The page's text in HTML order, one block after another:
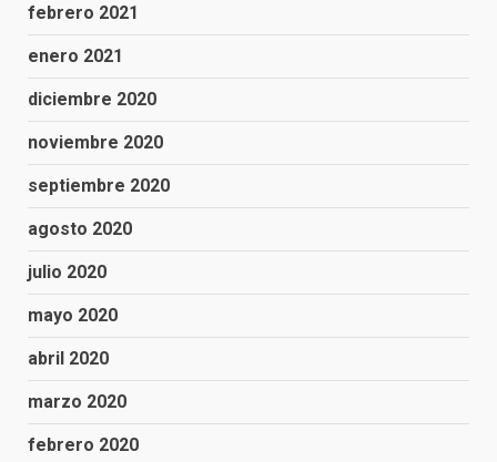
febrero 2021
enero 2021
diciembre 2020
noviembre 2020
septiembre 2020
agosto 2020
julio 2020
mayo 2020
abril 2020
marzo 2020
febrero 2020